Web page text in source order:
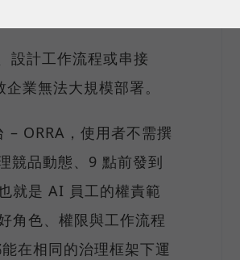
設計工作流程或串接
業無法大規模部署。
ORRA，使用者不需撰
競品動態、9 點前發到
就是 AI 員工的權責範
角色、權限與工作流程
在相同的治理框架下運